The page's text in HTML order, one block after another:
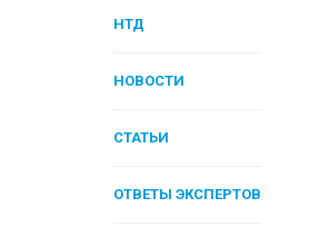
НТД
НОВОСТИ
СТАТЬИ
ОТВЕТЫ ЭКСПЕРТОВ